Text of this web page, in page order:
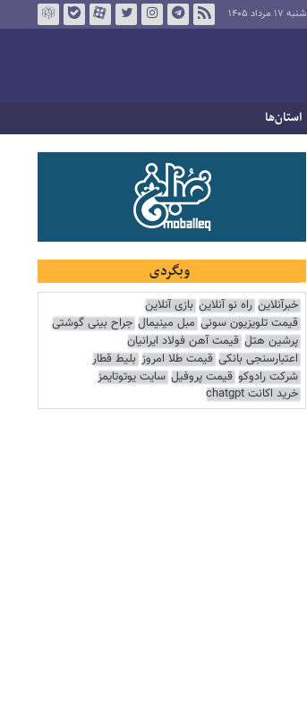
شنبه ۱۷ مرداد ۱۴۰۵
استان‌ها
وبگردی
خبرآنلاین راه نو آنلاین بازی آنلاین
قیمت تلویزیون سونی مبل مینیمال جراح بینی گوشتی
پرشین هتل قیمت آهن فولاد ایرانیان
اعتبارسنجی بانکی قیمت طلا امروز بلیط قطار
شرکت رادوکو قیمت پروفیل سایت یوتوتایمز
خرید اکانت chatgpt